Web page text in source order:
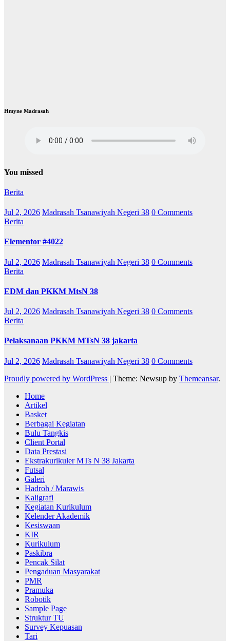
Hmyne Madrasah
You missed
Berita
Jul 2, 2026 Madrasah Tsanawiyah Negeri 38 0 Comments
Berita
Elementor #4022
Jul 2, 2026 Madrasah Tsanawiyah Negeri 38 0 Comments
Berita
EDM dan PKKM MtsN 38
Jul 2, 2026 Madrasah Tsanawiyah Negeri 38 0 Comments
Berita
Pelaksanaan PKKM MTsN 38 jakarta
Jul 2, 2026 Madrasah Tsanawiyah Negeri 38 0 Comments
Proudly powered by WordPress | Theme: Newsup by Themeansar.
Home
Artikel
Basket
Berbagai Kegiatan
Bulu Tangkis
Client Portal
Data Prestasi
Ekstrakurikuler MTs N 38 Jakarta
Futsal
Galeri
Hadroh / Marawis
Kaligrafi
Kegiatan Kurikulum
Kelender Akademik
Kesiswaan
KIR
Kurikulum
Paskibra
Pencak Silat
Pengaduan Masyarakat
PMR
Pramuka
Robotik
Sample Page
Struktur TU
Survey Kepuasan
Tari